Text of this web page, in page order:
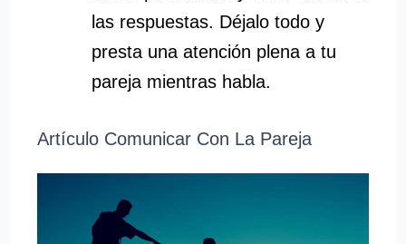
las respuestas. Déjalo todo y
presta una atención plena a tu
pareja mientras habla.
Artículo Comunicar Con La Pareja